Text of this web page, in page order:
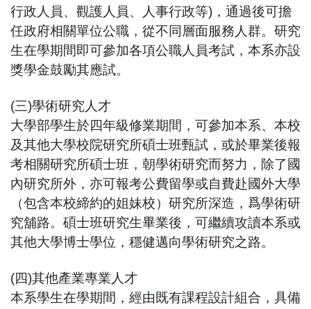
行政人員、觀護人員、人事行政等)，通過後可擔
任政府相關單位公職，從不同層面服務人群。研究
生在學期間即可參加各項公職人員考試，本系亦設
獎學金鼓勵其應試。
(三)學術研究人才
大學部學生於四年級修業期間，可參加本系、本校
及其他大學校院研究所碩士班甄試，或於畢業後報
考相關研究所碩士班，朝學術研究而努力，除了國
內研究所外，亦可報考公費留學或自費赴國外大學
（包含本校締約的姐妹校）研究所深造，爲學術研
究舖路。碩士班研究生畢業後，可繼續攻讀本系或
其他大學博士學位，穩健邁向學術研究之路。
(四)其他產業專業人才
本系學生在學期間，經由既有課程設計組合，具備